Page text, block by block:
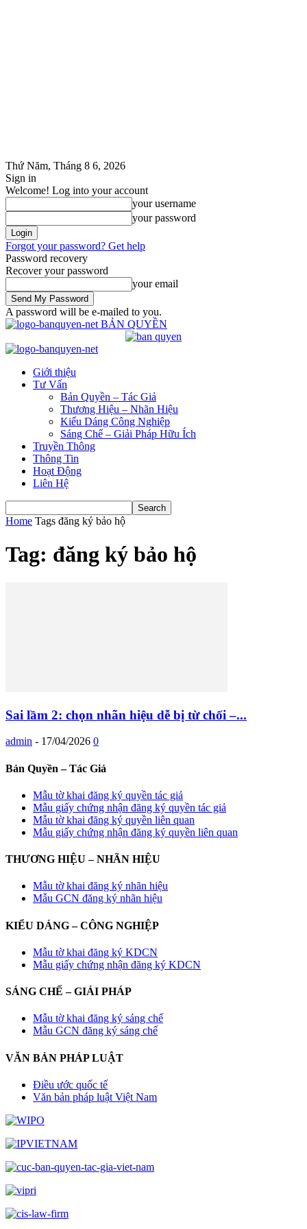
Thứ Năm, Tháng 8 6, 2026
Sign in
Welcome! Log into your account
your username
your password
Forgot your password? Get help
Password recovery
Recover your password
your email
A password will be e-mailed to you.
BẢN QUYỀN
Giới thiệu
Tư Vấn
Bản Quyền – Tác Giả
Thương Hiệu – Nhãn Hiệu
Kiểu Dáng Công Nghiệp
Sáng Chế – Giải Pháp Hữu Ích
Truyền Thông
Thông Tin
Hoạt Động
Liên Hệ
Home Tags đăng ký bảo hộ
Tag: đăng ký bảo hộ
Sai lầm 2: chọn nhãn hiệu dễ bị từ chối –...
admin - 17/04/2026 0
Bản Quyền – Tác Giả
Mẫu tờ khai đăng ký quyền tác giả
Mẫu giấy chứng nhận đăng ký quyền tác giả
Mẫu tờ khai đăng ký quyền liên quan
Mẫu giấy chứng nhận đăng ký quyền liên quan
THƯƠNG HIỆU – NHÃN HIỆU
Mẫu tờ khai đăng ký nhãn hiệu
Mẫu GCN đăng ký nhãn hiệu
KIỂU DÁNG – CÔNG NGHIỆP
Mẫu tờ khai đăng ký KDCN
Mẫu giấy chứng nhận đăng ký KDCN
SÁNG CHẾ – GIẢI PHÁP
Mẫu tờ khai đăng ký sáng chế
Mẫu GCN đăng ký sáng chế
VĂN BẢN PHÁP LUẬT
Điều ước quốc tế
Văn bản pháp luật Việt Nam